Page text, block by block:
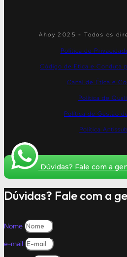
Ahoy 2025 - Todos os
Política de
Código de Ética e Conduta
Canal de Ética e
Política de
Política de Gestão
Política
Dúvidas? Fale com a
Dúvidas? Fale com a
Nome
e-mail